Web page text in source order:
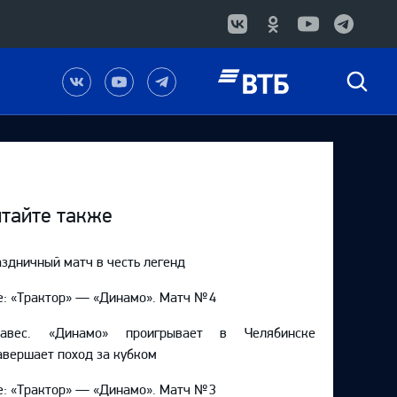
Наша
группа
в
Вконтакте
Наш
канал
на
YouTube
Наш
канал
в
Telegram
Быстрый
также
матч в честь легенд
«Трактор» — «Динамо». Матч № 4
«Динамо» проигрывает в Челябинске
поход за кубком
«Трактор» — «Динамо». Матч № 3